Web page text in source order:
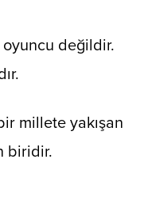
oyuncu değildir.
millete yakışan
biridir.